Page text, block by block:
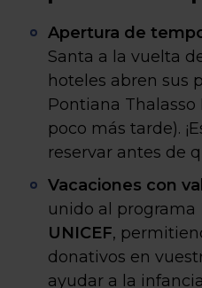
Apertura de
Santa a la vuelta
hoteles abren sus
Pontiana
poco más tarde).
reservar antes de
Vacaciones con
unido al programa
UNICEF,
donativos en
ayudar a la